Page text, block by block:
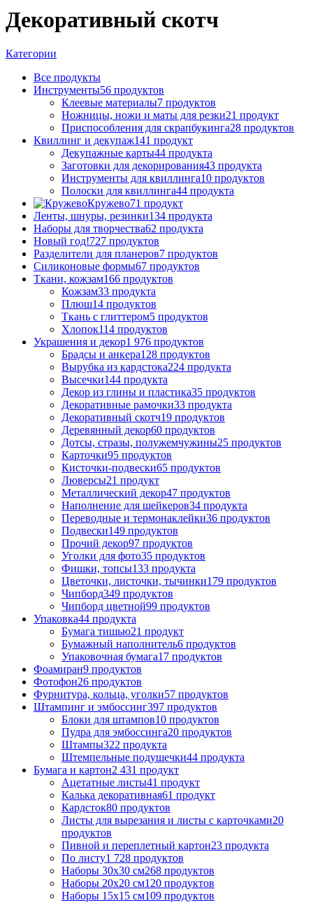
Декоративный скотч
Категории
Все продукты
Инструменты56 продуктов
Клеевые материалы7 продуктов
Ножницы, ножи и маты для резки21 продукт
Приспособления для скрапбукинга28 продуктов
Квиллинг и декупаж141 продукт
Декупажные карты44 продукта
Заготовки для декорирования43 продукта
Инструменты для квиллинга10 продуктов
Полоски для квиллинга44 продукта
Кружево71 продукт
Ленты, шнуры, резинки134 продукта
Наборы для творчества62 продукта
Новый год!727 продуктов
Разделители для планеров7 продуктов
Силиконовые формы67 продуктов
Ткани, кожзам166 продуктов
Кожзам33 продукта
Плюш14 продуктов
Ткань с глиттером5 продуктов
Хлопок114 продуктов
Украшения и декор1 976 продуктов
Брадсы и анкера128 продуктов
Вырубка из кардстока224 продукта
Высечки144 продукта
Декор из глины и пластика35 продуктов
Декоративные рамочки33 продукта
Декоративный скотч19 продуктов
Деревянный декор60 продуктов
Дотсы, стразы, полужемчужины25 продуктов
Карточки95 продуктов
Кисточки-подвески65 продуктов
Люверсы21 продукт
Металлический декор47 продуктов
Наполнение для шейкеров34 продукта
Переводные и термонаклейки36 продуктов
Подвески149 продуктов
Прочий декор97 продуктов
Уголки для фото35 продуктов
Фишки, топсы133 продукта
Цветочки, листочки, тычинки179 продуктов
Чипборд349 продуктов
Чипборд цветной99 продуктов
Упаковка44 продукта
Бумага тишью21 продукт
Бумажный наполнитель6 продуктов
Упаковочная бумага17 продуктов
Фоамиран9 продуктов
Фотофон26 продуктов
Фурнитура, кольца, уголки57 продуктов
Штампинг и эмбоссинг397 продуктов
Блоки для штампов10 продуктов
Пудра для эмбоссинга20 продуктов
Штампы322 продукта
Штемпельные подушечки44 продукта
Бумага и картон2 431 продукт
Ацетатные листы41 продукт
Калька декоративная61 продукт
Кардсток80 продуктов
Листы для вырезания и листы с карточками20
продуктов
Пивной и переплетный картон23 продукта
По листу1 728 продуктов
Наборы 30х30 см268 продуктов
Наборы 20х20 см120 продуктов
Наборы 15х15 см109 продуктов